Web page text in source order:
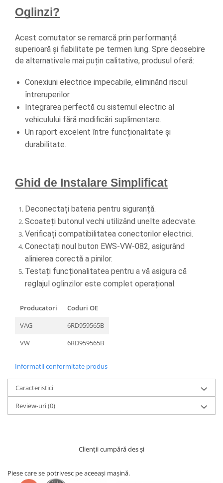
Oglinzi?
Acest comutator se remarcă prin performanță
superioară și fiabilitate pe termen lung. Spre deosebire
de alternativele mai puțin calitative, produsul oferă:
Conexiuni electrice impecabile, eliminând riscul
întreruperilor.
Integrarea perfectă cu sistemul electric al
vehiculului fără modificări suplimentare.
Un raport excelent între funcționalitate și
durabilitate.
Ghid de Instalare Simplificat
Deconectați bateria pentru siguranță.
Scoateți butonul vechi utilizând unelte adecvate.
Verificați compatibilitatea conectorilor electrici.
Conectați noul buton EWS-VW-082, asigurând
alinierea corectă a pinilor.
Testați funcționalitatea pentru a vă asigura că
reglajul oglinzilor este complet operațional.
Producatori
Coduri OE
VAG
6RD959565B
VW
6RD959565B
Informatii conformitate produs
Caracteristici
Review-uri(0)
Clienții cumpără des și
Piese care se potrivesc pe aceeași mașină.